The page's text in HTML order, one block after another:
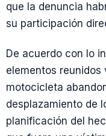
que la denuncia
su participación
De acuerdo con lo
elementos reunidos
motocicleta
desplazamiento de
planificación del